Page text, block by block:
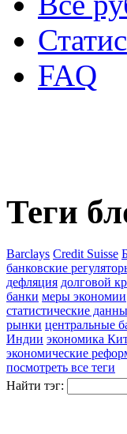
FAQ
Теги
Barclays Credit Suisse
банковские
дефляция долговой
банки меры экономии
статистические
рынки центральные
Индии экономика
экономические
посмотреть все теги
Найти тэг: